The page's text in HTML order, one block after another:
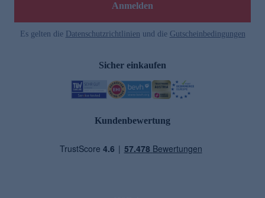
Anmelden
Es gelten die Datenschutzrichtlinien und die Gutscheinbedingungen
Sicher einkaufen
Kundenbewertung